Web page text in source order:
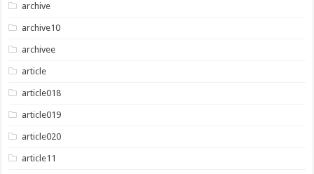
archive
archive10
archivee
article
article018
article019
article020
article11